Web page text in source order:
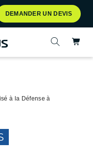
DEMANDER UN DEVIS
Ouvrir la
à la Défense à